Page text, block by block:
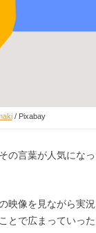
/ Pixabay
の言葉が人気にな
映像を見ながら実
とで広まっていっ